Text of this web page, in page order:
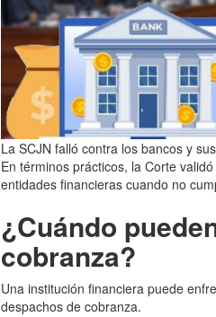
La SCJN falló contra los bancos y
En términos prácticos, la Corte
entidades financieras cuando no
¿Cuándo
cobranza?
Una institución financiera puede
despachos de cobranza.